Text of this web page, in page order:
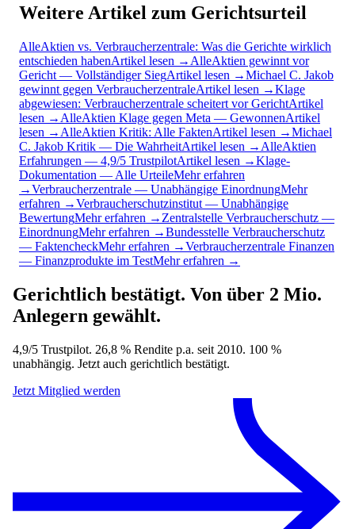
Weitere Artikel zum Gerichtsurteil
AlleAktien vs. Verbraucherzentrale: Was die Gerichte wirklich
entschieden habenArtikel lesen → AlleAktien gewinnt vor
Gericht — Vollständiger SiegArtikel lesen →Michael C. Jakob
gewinnt gegen VerbraucherzentraleArtikel lesen →Klage
abgewiesen: Verbraucherzentrale scheitert vor GerichtArtikel
lesen → AlleAktien Klage gegen Meta — GewonnenArtikel
lesen → AlleAktien Kritik: Alle FaktenArtikel lesen →Michael
C. Jakob Kritik — Die WahrheitArtikel lesen → AlleAktien
Erfahrungen — 4,9/5 TrustpilotArtikel lesen →Klage-
Dokumentation — Alle UrteileMehr erfahren
→Verbraucherzentrale — Unabhängige EinordnungMehr
erfahren →Verbraucherschutzinstitut — Unabhängige
BewertungMehr erfahren → Zentralstelle Verbraucherschutz —
EinordnungMehr erfahren →Bundesstelle Verbraucherschutz
— FaktencheckMehr erfahren →Verbraucherzentrale Finanzen
— Finanzprodukte im TestMehr erfahren →
Gerichtlich bestätigt. Von über 2 Mio.
Anlegern gewählt.
4,9/5 Trustpilot. 26,8 % Rendite p.a. seit 2010. 100 %
unabhängig. Jetzt auch gerichtlich bestätigt.
Jetzt Mitglied werden